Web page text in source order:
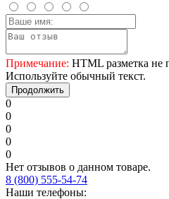
Примечание: HTML разметка не
Используйте обычный текст.
Продолжить
0
0
0
0
0
Нет отзывов о данном товаре.
8 (800) 555-54-74
Наши телефоны: